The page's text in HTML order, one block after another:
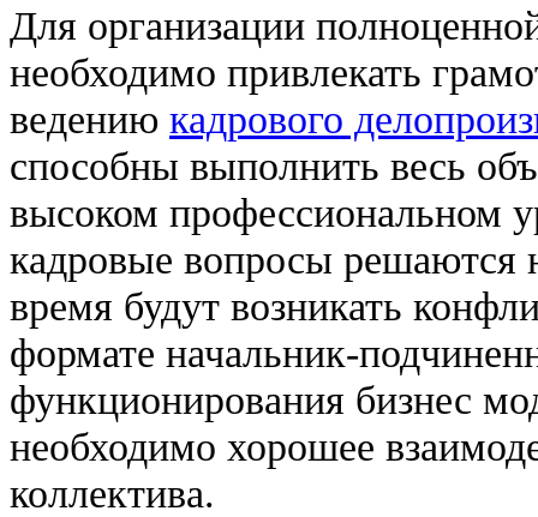
Для организации
необходимо привлекать
ведению кадрового
способны выполнить весь
высоком профессиональном
кадровые вопросы решаются
время будут возникать
формате начальник-
функционирования бизнес
необходимо хорошее
коллектива.